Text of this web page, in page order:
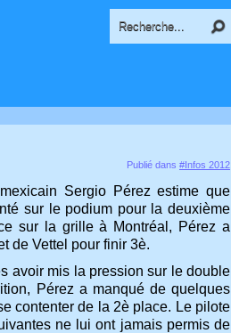
Publié dans #Infos 2012
Sergio Pérez estime que
sur le podium pour la deuxième
sur la grille à Montréal, Pérez a
de Vettel pour finir 3è.
avoir mis la pression sur le double
Pérez a manqué de quelques
contenter de la 2è place. Le pilote
ne lui ont jamais permis de